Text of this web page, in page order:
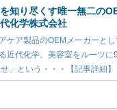
知り尽くす唯一無二の
化学株式会社
ケア製品のOEMメーカーと
近代化学。美容室をルーツ
」という・・・【記事詳細】